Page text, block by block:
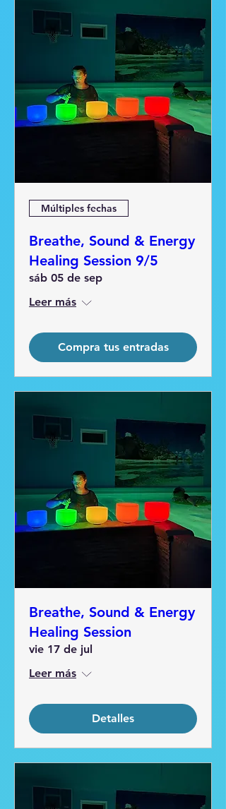
Múltiples fechas
Breathe, Sound & Energy
Healing Session 9/5
sáb 05 de sep
Leer más
Compra tus entradas
Breathe, Sound & Energy
Healing Session
vie 17 de jul
Leer más
Detalles